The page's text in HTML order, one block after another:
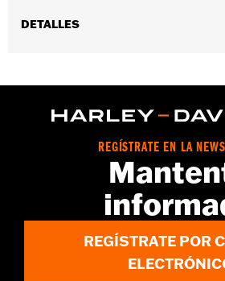
DETALLES
la maleta del lado derecho cuando está
cuatro altavoces en total en un sistema
Davidson® Audio powered by Rockford
primario o secundario. Los modelos '21-
'22 FLTRKSE requieren la compra por
Bluetooth Dongle N/P 41000771, del
N/P 76000990 y del kit de instalación
secundario N/P 76000975. No
Instrucciones de instalación
REGÍSTRATE EN LA
REGÍSTRATE POR